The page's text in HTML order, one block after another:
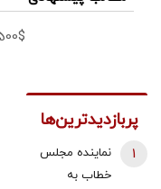
500$ هدیه به کاربران
پربازدیدترین‌ها
نماینده مجلس
خطاب به
1